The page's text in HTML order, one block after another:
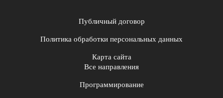
Публичный договор
Политика обработки персональных данных
Карта сайта
Все направления
Программирование